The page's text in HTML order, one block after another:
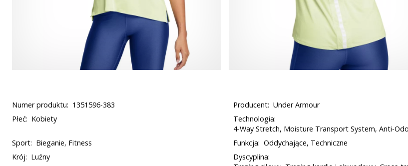
Numer produktu: 1351596-383 Producent: Under Armour
Płeć: Kobiety
Technologia:
4-Way Stretch, Moisture Transport System, Anti-
Sport: Bieganie, Fitness Funkcja: Oddychające, Techniczne
Krój: Luźny
Dyscyplina: